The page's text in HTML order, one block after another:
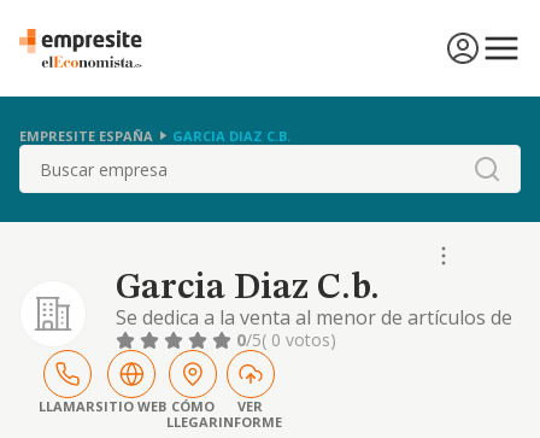
EMPRESITE ESPAÑA GARCIA DIAZ C.B.
Buscar
Garcia Diaz C.b.
Se dedica a la venta al menor de artículos de
decoración para el hogar
0/5( 0 votos)
LLAMARSITIO WEB CÓMO
LLEGAR
VER
INFORME